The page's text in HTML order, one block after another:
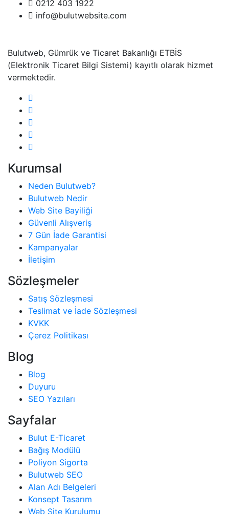
0212 403 1922
info@bulutwebsite.com
Bulutweb, Gümrük ve Ticaret Bakanlığı ETBİS
(Elektronik Ticaret Bilgi Sistemi) kayıtlı olarak hizmet
vermektedir.
Kurumsal
Neden Bulutweb?
Bulutweb Nedir
Web Site Bayiliği
Güvenli Alışveriş
7 Gün İade Garantisi
Kampanyalar
İletişim
Sözleşmeler
Satış Sözleşmesi
Teslimat ve İade Sözleşmesi
KVKK
Çerez Politikası
Blog
Blog
Duyuru
SEO Yazıları
Sayfalar
Bulut E-Ticaret
Bağış Modülü
Poliyon Sigorta
Bulutweb SEO
Alan Adı Belgeleri
Konsept Tasarım
Web Site Kurulumu